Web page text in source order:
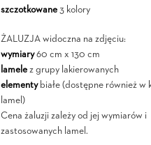
szczotkowane3 kolory
ŻALUZJA widoczna na zdjęciu:
wymiary60 cm x 130 cm
lamelez grupy lakierowanych
elementybiałe (dostępne również w
lamel)
Cena żaluzji zależy od jej wymiarów i
zastosowanych lamel.